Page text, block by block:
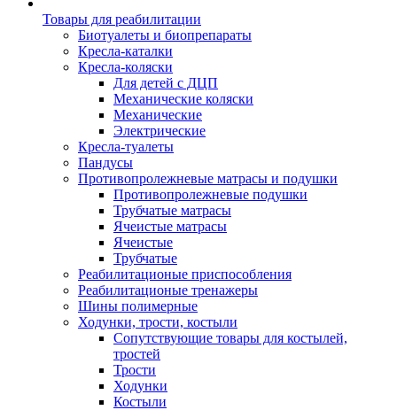
Товары для реабилитации
Биотуалеты и биопрепараты
Кресла-каталки
Кресла-коляски
Для детей с ДЦП
Механические коляски
Механические
Электрические
Кресла-туалеты
Пандусы
Противопролежневые матрасы и подушки
Противопролежневые подушки
Трубчатые матрасы
Ячеистые матрасы
Ячеистые
Трубчатые
Реабилитационые приспособления
Реабилитационые тренажеры
Шины полимерные
Ходунки, трости, костыли
Сопутствующие товары для костылей,
тростей
Трости
Ходунки
Костыли